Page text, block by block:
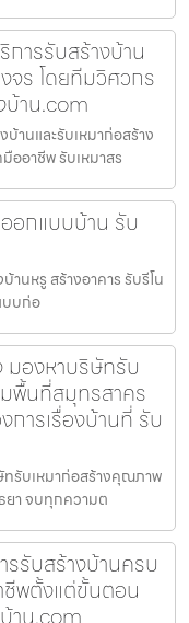
ารรับสร้างบ้าน
จร โดยทีมวิศวกร
บ้าน.com
านและรับเหมาก่อสร้าง
ออาชีพ รับเหมาสร
อกแบบบ้าน รับ
านหรู สร้างอาคาร รับรีโน
บบก่อ
มองหาบริษัทรับ
พื้นที่สมุทรสาคร
ารเรื่องบ้านที่ รับ
ทรับเหมาก่อสร้างคุณภาพ
ยา จบทุกความต
รรับสร้างบ้านครบ
พตั้งแต่ขั้นตอน